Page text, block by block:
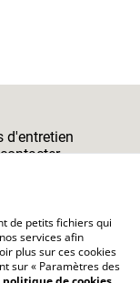
d'entretien
de petits fichiers qui
services afin
plus sur ces cookies
sur « Paramètres des